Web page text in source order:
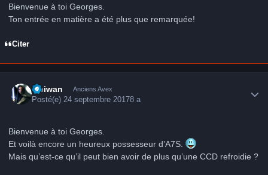
Bienvenue à toi Georges.
Ton entrée en matière a été plus que remarquée!
Citer
Obiwan Anciens Avex
Posté(e)24 septembre 20178 a
Bienvenue à toi Georges.
Et voilà encore un heureux possesseur d’A7S.
Mais qu’est-ce qu’il peut bien avoir de plus qu’une CCD refroidie ?